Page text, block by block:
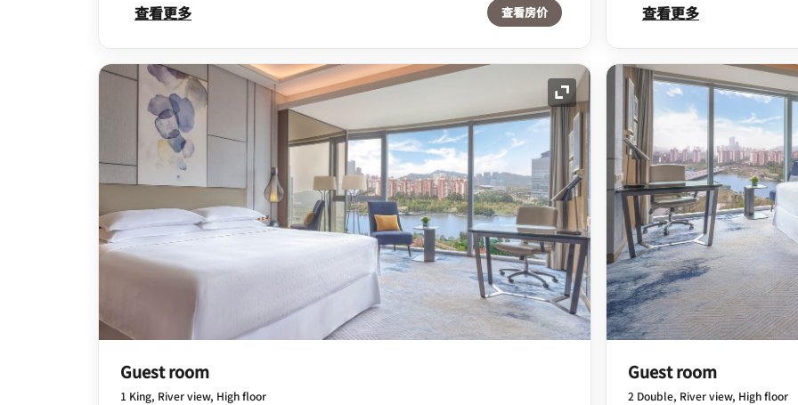
查看更多 查看房价 查看更多
展开图标
Guest room
1 King, River view, High floor
Guest room
2 Double, River view, High floor